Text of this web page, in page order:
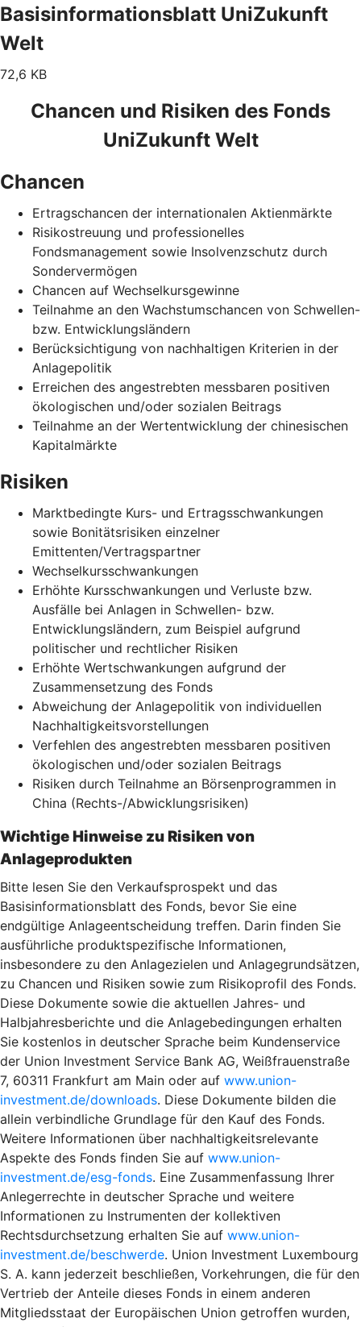
Basisinformationsblatt UniZukunft
Welt
72,6 KB
Chancen und Risiken des Fonds
UniZukunft Welt
Chancen
Ertragschancen der internationalen Aktienmärkte
Risikostreuung und professionelles
Fondsmanagement sowie Insolvenzschutz durch
Sondervermögen
Chancen auf Wechselkursgewinne
Teilnahme an den Wachstumschancen von Schwellen-
bzw. Entwicklungsländern
Berücksichtigung von nachhaltigen Kriterien in der
Anlagepolitik
Erreichen des angestrebten messbaren positiven
ökologischen und/oder sozialen Beitrags
Teilnahme an der Wertentwicklung der chinesischen
Kapitalmärkte
Risiken
Marktbedingte Kurs- und Ertragsschwankungen
sowie Bonitätsrisiken einzelner
Emittenten/Vertragspartner
Wechselkursschwankungen
Erhöhte Kursschwankungen und Verluste bzw.
Ausfälle bei Anlagen in Schwellen- bzw.
Entwicklungsländern, zum Beispiel aufgrund
politischer und rechtlicher Risiken
Erhöhte Wertschwankungen aufgrund der
Zusammensetzung des Fonds
Abweichung der Anlagepolitik von individuellen
Nachhaltigkeitsvorstellungen
Verfehlen des angestrebten messbaren positiven
ökologischen und/oder sozialen Beitrags
Risiken durch Teilnahme an Börsenprogrammen in
China (Rechts-/Abwicklungsrisiken)
Wichtige Hinweise zu Risiken von
Anlageprodukten
Bitte lesen Sie den Verkaufsprospekt und das
Basisinformationsblatt des Fonds, bevor Sie eine
endgültige Anlageentscheidung treffen. Darin finden Sie
ausführliche produktspezifische Informationen,
insbesondere zu den Anlagezielen und Anlagegrundsätzen,
zu Chancen und Risiken sowie zum Risikoprofil des Fonds.
Diese Dokumente sowie die aktuellen Jahres- und
Halbjahresberichte und die Anlagebedingungen erhalten
Sie kostenlos in deutscher Sprache beim Kundenservice
der Union Investment Service Bank AG, Weißfrauenstraße
7, 60311 Frankfurt am Main oder auf www.union-
investment.de/downloads. Diese Dokumente bilden die
allein verbindliche Grundlage für den Kauf des Fonds.
Weitere Informationen über nachhaltigkeitsrelevante
Aspekte des Fonds finden Sie auf www.union-
investment.de/esg-fonds. Eine Zusammenfassung Ihrer
Anlegerrechte in deutscher Sprache und weitere
Informationen zu Instrumenten der kollektiven
Rechtsdurchsetzung erhalten Sie auf www.union-
investment.de/beschwerde. Union Investment Luxembourg
S. A. kann jederzeit beschließen, Vorkehrungen, die für den
Vertrieb der Anteile dieses Fonds in einem anderen
Mitgliedsstaat der Europäischen Union getroffen wurden,